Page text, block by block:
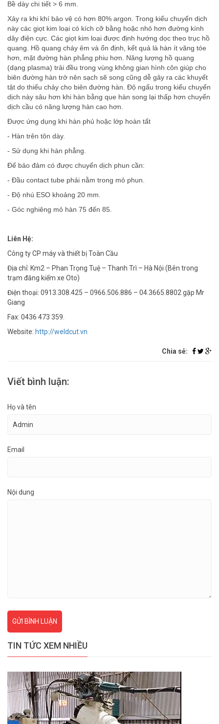
Bề dày chi tiết > 6 mm.
Xảy ra khi khí bảo vệ có hơn 80% argon. Trong kiểu chuyển dịch
này các giọt kim loại có kích cỡ bằng hoặc nhỏ hơn đường kính
dây điện cực. Các giọt kim loại được định hướng dọc theo trục hồ
quang. Hồ quang cháy êm và ổn định, kết quả là hàn ít văng tóe
hơn, mặt đường hàn phẳng phiu hơn. Năng lượng hồ quang
(dạng plasma) trải đều trong vùng không gian hình côn giúp cho
biên đường hàn trở nên sạch sẽ song cũng dễ gây ra các khuyết
tật do thiếu chảy cho biên đường hàn. Độ ngấu trong kiểu chuyển
dịch này sâu hơn khi hàn bằng que hàn song lại thấp hơn chuyển
dịch cầu có năng lượng hàn cao hơn.
Được ứng dụng khi hàn phủ hoặc lớp hoàn tất
- Hàn trên tôn dày.
- Sử dụng khi hàn phẳng.
Để bảo đảm có được chuyển dịch phun cần:
- Đầu contact tube phải nằm trong mỏ phun.
- Độ nhú ESO khoảng 20 mm.
- Góc nghiêng mỏ hàn 75 đến 85.
Liên Hệ:
Công ty CP máy và thiết b​ị Toàn Cầu
Địa chỉ: Km2 – Phan Trọng Tuệ – Thanh Trì – Hà Nội (Bên trong
trạm đăng kiểm xe Oto)
Điện thoại: 0913.308.425 – 0966.506.886 – 04.3665.8802 gặp Mr
Giang
Fax: 0436 473 359.
Website: http://weldcut.vn
Chia sẻ:
Viết bình luận:
Họ và tên
Email
Nội dung
GỬI BÌNH LUẬN
TIN TỨC XEM NHIỀU